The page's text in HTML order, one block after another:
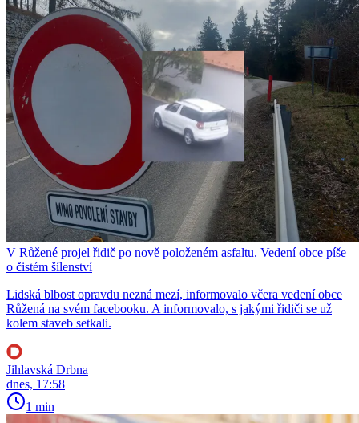
V Růžené projel řidič po nově položeném asfaltu. Vedení obce píše
o čistém šílenství
Lidská blbost opravdu nezná mezí, informovalo včera vedení obce
Růžená na svém facebooku. A informovalo, s jakými řidiči se už
kolem staveb setkali.
Jihlavská Drbna
dnes, 17:58
1 min